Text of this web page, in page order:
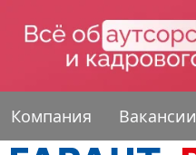
Компания Вакансии